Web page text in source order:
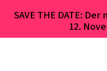
SAVE THE DATE:
12.